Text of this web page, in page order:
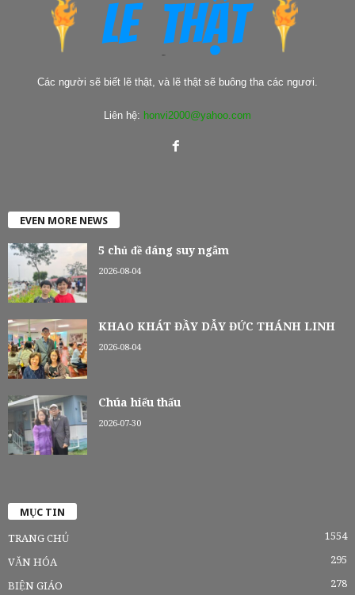
Các người sẽ biết lẽ thật, và lẽ thật sẽ buông tha các ngươi.
Liên hệ: honvi2000@yahoo.com
EVEN MORE NEWS
5 chủ đề đáng suy ngẫm
2026-08-04
KHAO KHÁT ĐẦY DẪY ĐỨC THÁNH LINH
2026-08-04
Chúa hiểu thấu
2026-07-30
MỤC TIN
TRANG CHỦ 1554
VĂN HÓA 295
BIỆN GIÁO 278